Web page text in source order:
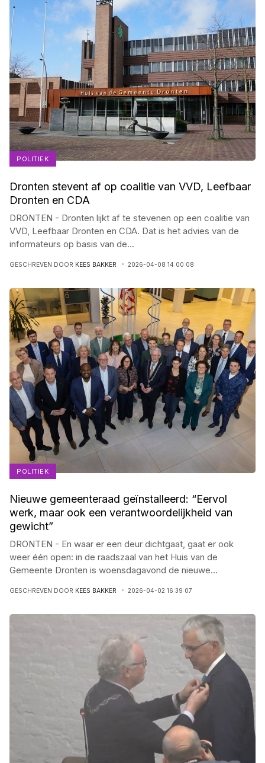
POLITIEK
Dronten stevent af op coalitie van VVD, Leefbaar
Dronten en CDA
DRONTEN - Dronten lijkt af te stevenen op een coalitie van
VVD, Leefbaar Dronten en CDA. Dat is het advies van de
informateurs op basis van de...
GESCHREVEN DOOR KEES BAKKER 2026-04-08 14:00:08
POLITIEK
Nieuwe gemeenteraad geïnstalleerd: “Eervol
werk, maar ook een verantwoordelijkheid van
gewicht”
DRONTEN - En waar er een deur dichtgaat, gaat er ook
weer één open: in de raadszaal van het Huis van de
Gemeente Dronten is woensdagavond de nieuwe...
GESCHREVEN DOOR KEES BAKKER 2026-04-02 16:39:07